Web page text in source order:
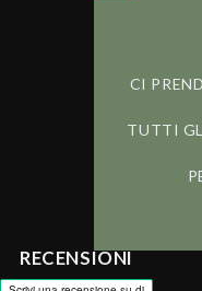
RECENSIONI
CI
TUTTI